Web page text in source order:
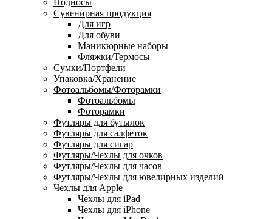
Подносы
Сувенирная продукция
Для игр
Для обуви
Маникюрные наборы
Фляжки/Термосы
Сумки/Портфели
Упаковка/Хранение
Фотоальбомы/Фоторамки
Фотоальбомы
Фоторамки
Футляры для бутылок
Футляры для салфеток
Футляры для сигар
Футляры/Чехлы для очков
Футляры/Чехлы для часов
Футляры/Чехлы для ювелирных изделий
Чехлы для Apple
Чехлы для iPad
Чехлы для iPhone